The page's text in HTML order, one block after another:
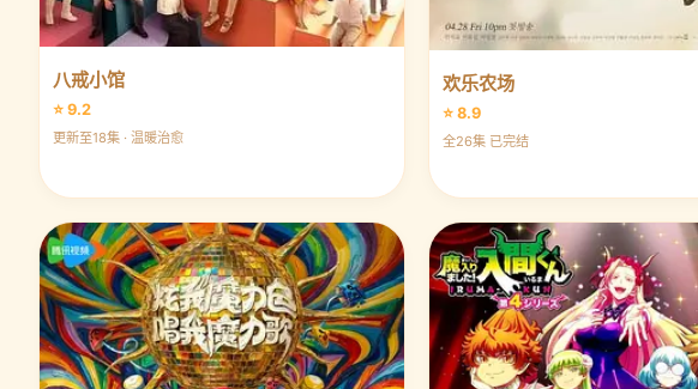
八戒小馆
⭐ 9.2
更新至18集 · 温暖治愈
欢乐农场
⭐ 8.9
全26集 已完结